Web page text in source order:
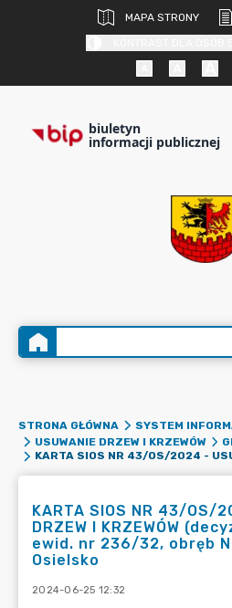
MAPA STRONY
biuletyn
informacji publicznej
STRONA GŁÓWNA
SYSTEM
USUWANIE DRZEW I KRZEWÓW
KARTA SIOS NR 43/OS/
DRZEW I KRZEWÓW
ewid. nr 236/32, obręb
Osielsko
2024-06-25 12:32